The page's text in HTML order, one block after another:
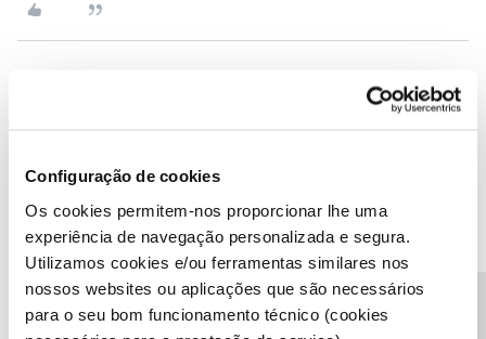
Configuração de cookies
Os cookies permitem-nos proporcionar lhe uma
experiência de navegação personalizada e segura.
Utilizamos cookies e/ou ferramentas similares nos
nossos websites ou aplicações que são necessários
para o seu bom funcionamento técnico (cookies
Forum|Forum|5 months ago
Agradecemos a sua mensagem. A comunidade deu uma boa
Partilhe, por favor, connosco o seu feedback.
Obrigada
Ajude a comunidade a encontrar informação relevante. Marque